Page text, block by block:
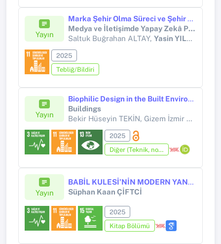
Yayın
Marka Şehir Olma Süreci ve Şehir Marka İmajı Üzerine Bir Araştırma
Medya ve İletişimde Yapay Zekâ Perspektifleri II. Öğrenci Sempozyumu
Saltuk Buğrahan ALTAY, Yasin YILMAZ
2025
Tebliğ/Bildiri
Yayın
Biophilic Design in the Built Environment: Trends, Gaps and Future Directions
Buildings
Bekir Hüseyin TEKİN, Gizem İzmir TUNAHAN, Zehra Nur DİŞÇİ,
2025
Diğer (Teknik, not, yorum, vaka takdimi, editöre mektup, özet, kitap krıtiği, araştırma notu, bilirkişi raporu ve benzeri)
Yayın
BABİL KULESİ’NİN MODERN YANKISI: ARKOLOJİ KONSEPTİNİN ÇOKBOYUTLU ELEŞTİRİSİ
Süphan Kaan ÇİFTCİ
2025
Kitap Bölümü